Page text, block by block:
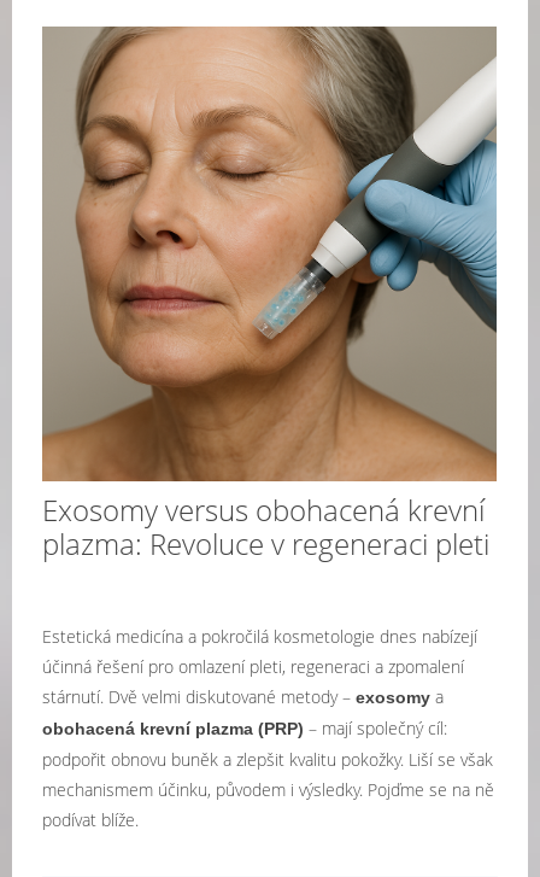
Exosomy versus obohacená krevní
plazma: Revoluce v regeneraci pleti
Estetická medicína a pokročilá kosmetologie dnes nabízejí
účinná řešení pro omlazení pleti, regeneraci a zpomalení
stárnutí. Dvě velmi diskutované metody – exosomy a
obohacená krevní plazma (PRP) – mají společný cíl:
podpořit obnovu buněk a zlepšit kvalitu pokožky. Liší se však
mechanismem účinku, původem i výsledky. Pojďme se na ně
podívat blíže.